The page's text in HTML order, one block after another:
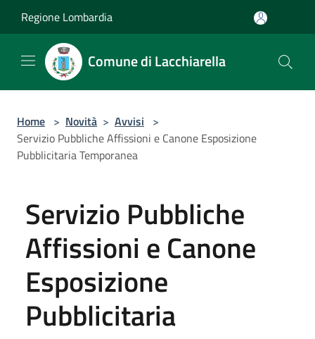
Regione Lombardia
Comune di Lacchiarella
Home > Novità > Avvisi >
Servizio Pubbliche Affissioni e Canone Esposizione
Pubblicitaria Temporanea
Servizio Pubbliche
Affissioni e Canone
Esposizione
Pubblicitaria